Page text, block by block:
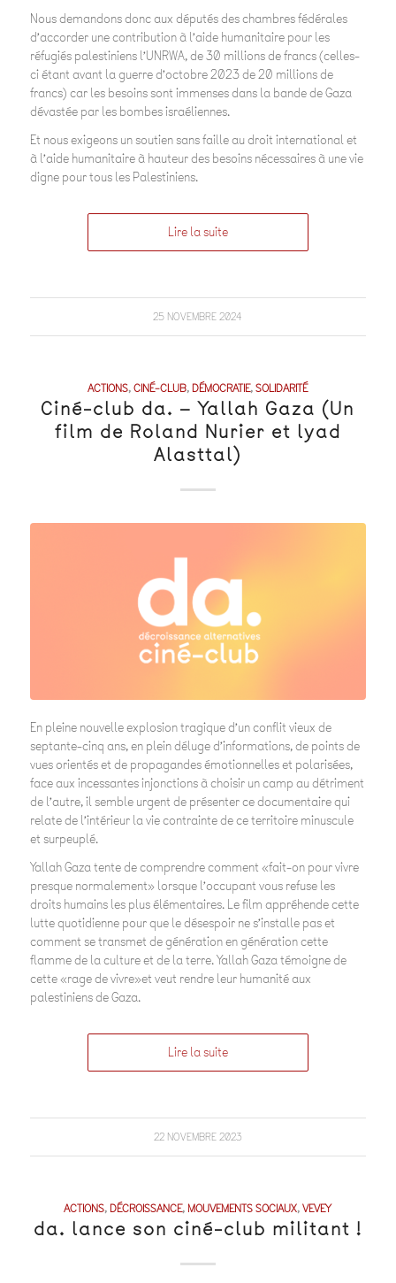
Nous demandons donc aux députés des chambres fédérales
d’accorder une contribution à l’aide humanitaire pour les
réfugiés palestiniens l’UNRWA, de 30 millions de francs (celles-
ci étant avant la guerre d’octobre 2023 de 20 millions de
francs) car les besoins sont immenses dans la bande de Gaza
dévastée par les bombes israéliennes.
Et nous exigeons un soutien sans faille au droit international et
à l’aide humanitaire à hauteur des besoins nécessaires à une vie
digne pour tous les Palestiniens.
Lire la suite
25 NOVEMBRE 2024
ACTIONS,CINÉ-CLUB,DÉMOCRATIE,SOLIDARITÉ
Ciné-club da. – Yallah Gaza (Un
film de Roland Nurier et lyad
Alasttal)
En pleine nouvelle explosion tragique d’un conflit vieux de
septante-cinq ans, en plein déluge d’informations, de points de
vues orientés et de propagandes émotionnelles et polarisées,
face aux incessantes injonctions à choisir un camp au détriment
de l’autre, il semble urgent de présenter ce documentaire qui
relate de l’intérieur la vie contrainte de ce territoire minuscule
et surpeuplé.
Yallah Gaza tente de comprendre comment «fait-on pour vivre
presque normalement» lorsque l’occupant vous refuse les
droits humains les plus élémentaires. Le film appréhende cette
lutte quotidienne pour que le désespoir ne s’installe pas et
comment se transmet de génération en génération cette
flamme de la culture et de la terre. Yallah Gaza témoigne de
cette «rage de vivre»et veut rendre leur humanité aux
palestiniens de Gaza.
Lire la suite
22 NOVEMBRE 2023
ACTIONS,DÉCROISSANCE, MOUVEMENTS SOCIAUX,VEVEY
da. lance son ciné-club militant !